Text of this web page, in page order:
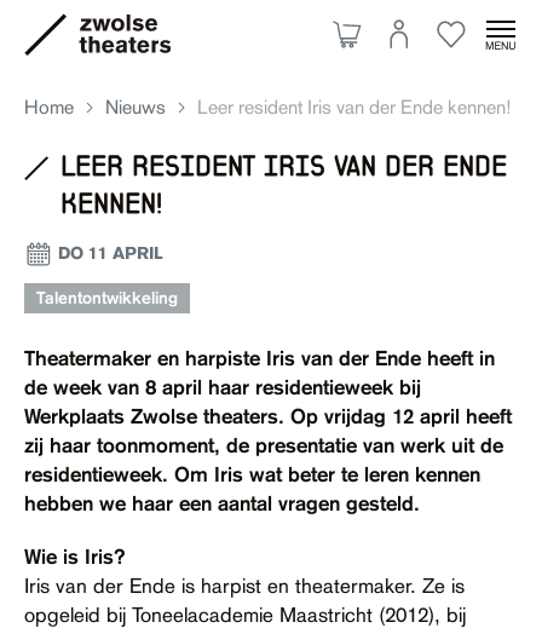
Aanbod
Je bezoek
Over ons
Eten & drinken
Ruimte huren
Contact
Toegankelijkheid
Home Nieuws Leer resident Iris van der Ende kennen!
leer resident iris van der ende
kennen!
Theatermaker en harpiste Iris van der Ende heeft in
de week van 8 april haar residentieweek bij
Werkplaats Zwolse theaters. Op vrijdag 12 april heeft
zij haar toonmoment, de presentatie van werk uit de
residentieweek. Om Iris wat beter te leren kennen
hebben we haar een aantal vragen gesteld.
DO 11 APRIL
Talentontwikkeling
Wie is Iris?
Iris van der Ende is harpist en theatermaker. Ze is
opgeleid bij Toneelacademie Maastricht (2012), bij